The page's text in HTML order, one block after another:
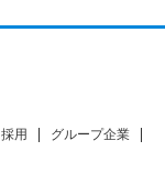
採用
グループ企業